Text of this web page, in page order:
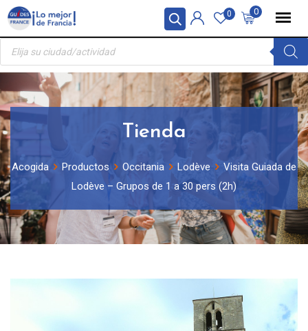
Panel de gestión de cookies
Skip
content
0
0
Búsqueda
productos
Tienda
Acogida Productos Occitania Lodève
Visita Guiada de
Lodève – Grupos de 1 a 30 pers (2h)